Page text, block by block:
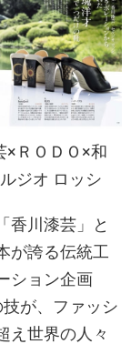
ＲＯＤＯ×和
ジオ ロッシ
香川漆芸」と
が誇る伝統工
ション企画
が、ファッシ
え世界の人々